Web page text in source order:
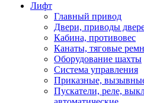
Лифт
Главный привод
Двери, приводы
Кабина, противовес
Канаты, тяговые
Оборудование шахты
Система управления
Приказные,
Пускатели, реле,